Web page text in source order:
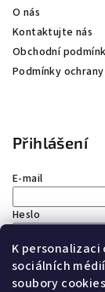
K
sociálních
soubory
O nás
Kontaktujte nás
Obchodní
Podmínky
Přihlášení
E-mail
Heslo
Přihlásit se